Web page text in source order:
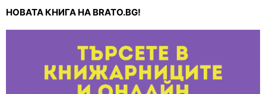
НОВАТА КНИГА НА BRATO.BG!